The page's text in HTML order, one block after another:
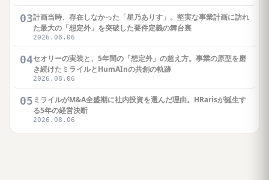
03計画当時、存在しなかった「星乃ありす」。堅実な事業計画に訪れ
た最大の「想定外」を突破した要件定義の舞台裏
2026.08.06
04セオリーの実装と、5年間の「想定外」の超え方。事業の原型を磨
き続けたミライルとHumAInの共創の軌跡
2026.08.06
05 ミライルがM&A全盛期に社内投資を選んだ理由。HRarisが誕生す
る5年の経営決断
2026.08.06